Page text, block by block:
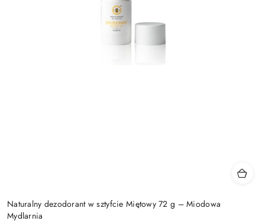
Naturalny dezodorant w sztyfcie Miętowy 72 g – Miodowa
Mydlarnia